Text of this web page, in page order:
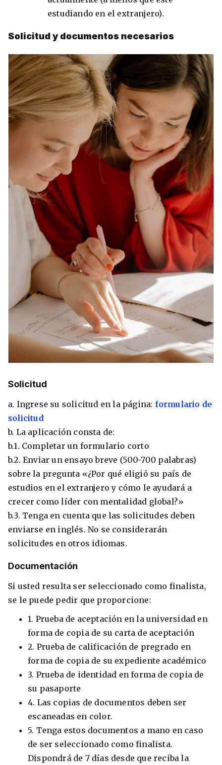
estudiando en el extranjero).
Solicitud y documentos necesarios
Solicitud
a. Ingrese su solicitud en la página: formulario de
solicitud
b. La aplicación consta de:
b.1. Completar un formulario corto
b.2. Enviar un ensayo breve (500-700 palabras)
sobre la pregunta «¿Por qué eligió su país de
estudios en el extranjero y cómo le ayudará a
crecer como líder con mentalidad global?»
b.3. Tenga en cuenta que las solicitudes deben
enviarse en inglés. No se considerarán
solicitudes en otros idiomas.
Documentación
Si usted resulta ser seleccionado como finalista,
se le puede pedir que proporcione:
1. Prueba de aceptación en la universidad en
forma de copia de su carta de aceptación
2. Prueba de calificación de pregrado en
forma de copia de su expediente académico
3. Prueba de identidad en forma de copia de
su pasaporte
4. Las copias de documentos deben ser
escaneadas en color.
5. Tenga estos documentos a mano en caso
de ser seleccionado como finalista.
Dispondrá de 7 días desde que reciba la